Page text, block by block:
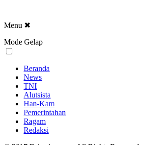
Menu ✖
Mode Gelap
Beranda
News
TNI
Alutsista
Han-Kam
Pemerintahan
Ragam
Redaksi